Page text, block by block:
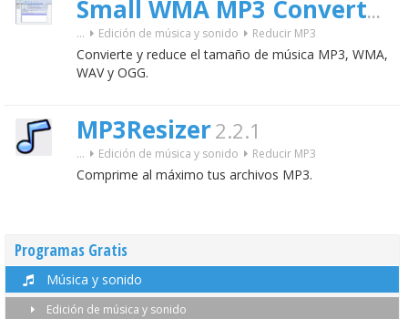
Small WMA MP3 Converter
... Edición de música y sonido Reducir MP3
Convierte y reduce el tamaño de música MP3, WMA,
WAV y OGG.
MP3Resizer2.2.1
... Edición de música y sonido Reducir MP3
Comprime al máximo tus archivos MP3.
Programas Gratis
Música y sonido
Edición de música y sonido